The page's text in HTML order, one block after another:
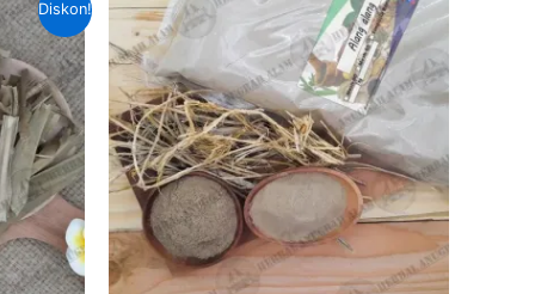
Diskon!